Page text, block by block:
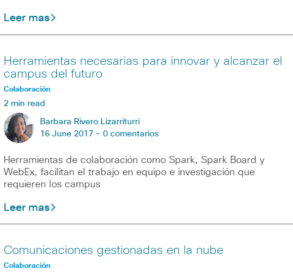
Leer mas
Herramientas necesarias para innovar y alcanzar el
campus del futuro
Colaboración
2 min read
Barbara Rivero Lizarriturri
16 June 2017 - 0 comentarios
Herramientas de colaboración como Spark, Spark Board y
WebEx, facilitan el trabajo en equipo e investigación que
requieren los campus
Leer mas
Comunicaciones gestionadas en la nube
Colaboración